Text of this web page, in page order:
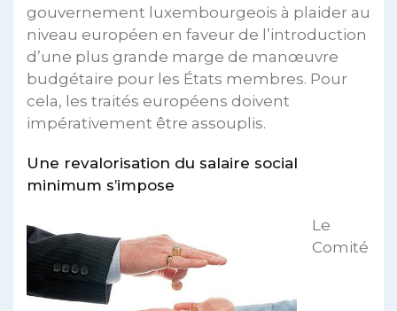
gouvernement luxembourgeois à plaider au
niveau européen en faveur de l’introduction
d’une plus grande marge de manœuvre
budgétaire pour les États membres. Pour
cela, les traités européens doivent
impérativement être assouplis.
Une revalorisation du salaire social
minimum s’impose
Le
Comité